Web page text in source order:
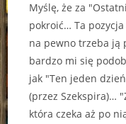
Myślę, że za
pokroić… Ta
na pewno trzeba ją
bardzo mi się
jak "Ten jeden
(przez Szekspira)…
która czeka aż po